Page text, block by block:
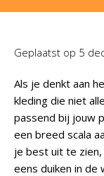
Geplaatst op 5
Als je denkt aan
kleding die niet
passend bij jouw
een breed scala
je best uit te
eens duiken in de